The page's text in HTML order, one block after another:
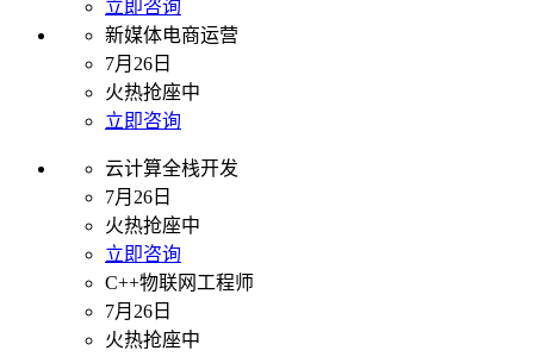
立即咨询
新媒体电商运营
7月26日
火热抢座中
立即咨询
云计算全栈开发
7月26日
火热抢座中
立即咨询
C++物联网工程师
7月26日
火热抢座中